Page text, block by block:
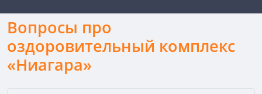
Вопросы про
оздоровительный комплекс
«Ниагара»